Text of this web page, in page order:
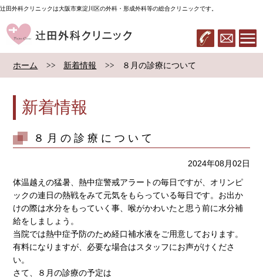
辻田外科クリニックは大阪市東淀川区の外科・形成外科等の総合クリニックです。
辻田外科クリニック
06-6322-
メール
ホーム 新着情報 ８月の診療について
新着情報
８月の診療について
2024年08月02日
体温越えの猛暑、熱中症警戒アラートの毎日ですが、オリンピ
ックの連日の熱戦をみて元気をもらっている毎日です。お出か
けの際は水分をもっていく事、喉がかわいたと思う前に水分補
給をしましょう。
当院では熱中症予防のため経口補水液をご用意しております。
有料になりますが、必要な場合はスタッフにお声がけくださ
い。
さて、８月の診療の予定は